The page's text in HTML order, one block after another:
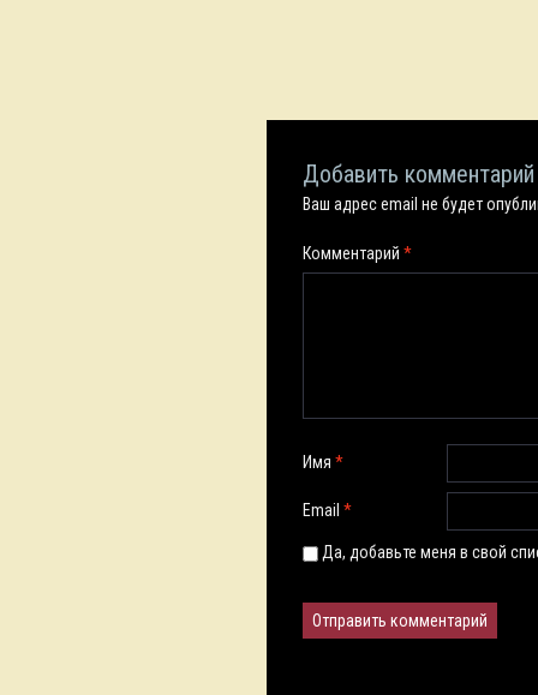
Добавить комментарий
Ваш адрес email не будет
Комментарий *
Имя *
Email *
Да, добавьте меня в свой